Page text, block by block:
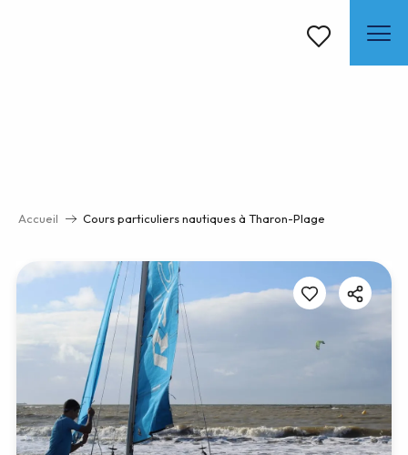
Voir les favoris
Accueil Cours particuliers nautiques à Tharon-Plage